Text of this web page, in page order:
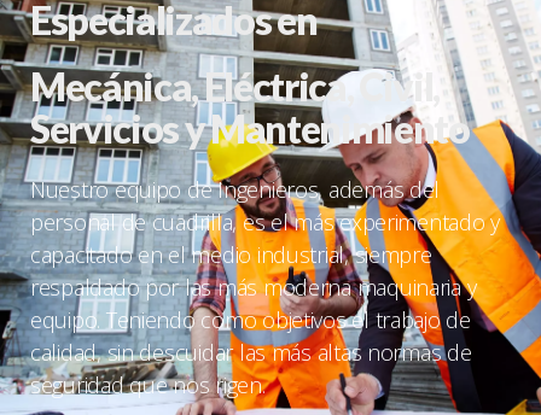
Especializados en
Mecánica, Eléctrica, Civil,
Servicios y Mantenimiento
Nuestro equipo de Ingenieros, además del
personal de cuadrilla, es el más experimentado y
capacitado en el medio industrial, siempre
respaldado por las más moderna maquinaria y
equipo. Teniendo como objetivos el trabajo de
calidad, sin descuidar las más altas normas de
seguridad que nos rigen.